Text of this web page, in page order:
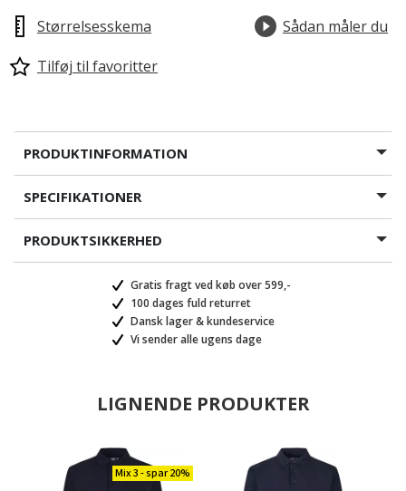
Størrelsesskema
Sådan måler du
Tilføj til favoritter
PRODUKTINFORMATION
SPECIFIKATIONER
PRODUKTSIKKERHED
Gratis fragt ved køb over 599,-
100 dages fuld returret
Dansk lager & kundeservice
Vi sender alle ugens dage
LIGNENDE PRODUKTER
Mix 3 - spar 20%